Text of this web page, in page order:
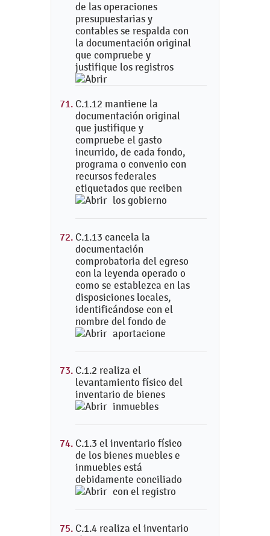
de las operaciones
presupuestarias y
contables se respalda con
la documentación original
que compruebe y
justifique los registros
C.1.12 mantiene la
documentación original
que justifique y
compruebe el gasto
incurrido, de cada fondo,
programa o convenio con
recursos federales
etiquetados que reciben
los gobierno
C.1.13 cancela la
documentación
comprobatoria del egreso
con la leyenda operado o
como se establezca en las
disposiciones locales,
identificándose con el
nombre del fondo de
aportacione
C.1.2 realiza el
levantamiento físico del
inventario de bienes
inmuebles
C.1.3 el inventario físico
de los bienes muebles e
inmuebles está
debidamente conciliado
con el registro
C.1.4 realiza el inventario